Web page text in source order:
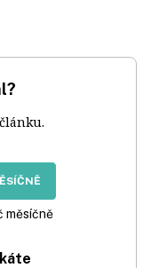
měsíčně